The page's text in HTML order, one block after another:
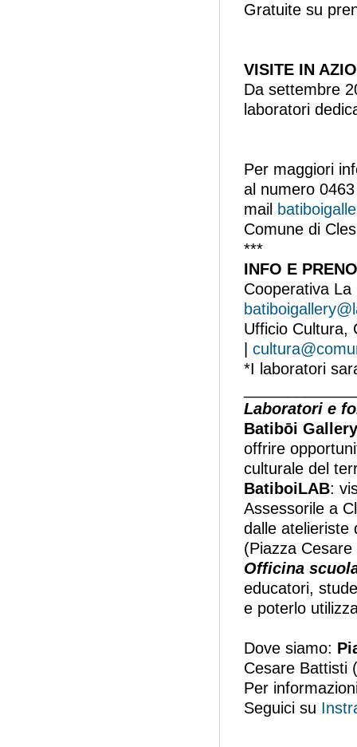
Gratuite su
VISITE IN
Da settembre
laboratori
Per maggiori
al numero
mail
Comune di
***
INFO E
Cooperativa
Ufficio Cultura,
*I laboratori
Laboratori e
Batibōi Gallery
offrire
culturale del
BatiboiLAB:
Assessorile a
dalle atelieriste
(Piazza
Officina
educatori,
e poterlo
Dove siamo:
Cesare Battisti
Per
Seguici su